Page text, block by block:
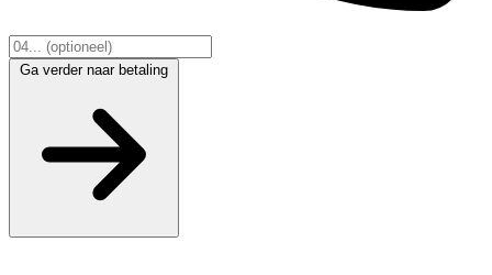
Ga verder naar betaling